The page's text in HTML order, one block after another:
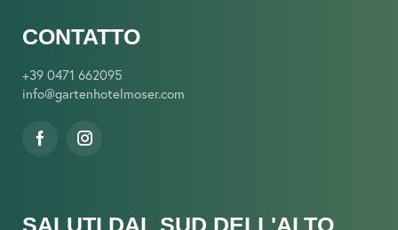
CONTATTO
+39 0471 662095
info@gartenhotelmoser.com
SALUTI DAL SUD DELL'ALTO